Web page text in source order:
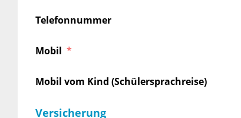
Telefonnummer
Mobil
Mobil vom Kind (Schülersprachreise)
Versicherung